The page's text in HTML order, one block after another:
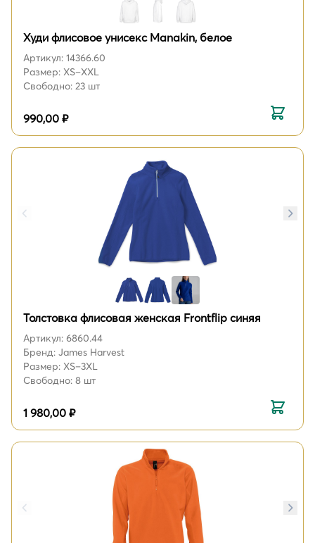
Худи флисовое унисекс Manakin, белое
Артикул: 14366.60
Размер: XS–XXL
Свободно: 23 шт
990,00 ₽
Толстовка флисовая женская Frontflip синяя
Артикул: 6860.44
Бренд: James Harvest
Размер: XS–3XL
Свободно: 8 шт
1 980,00 ₽